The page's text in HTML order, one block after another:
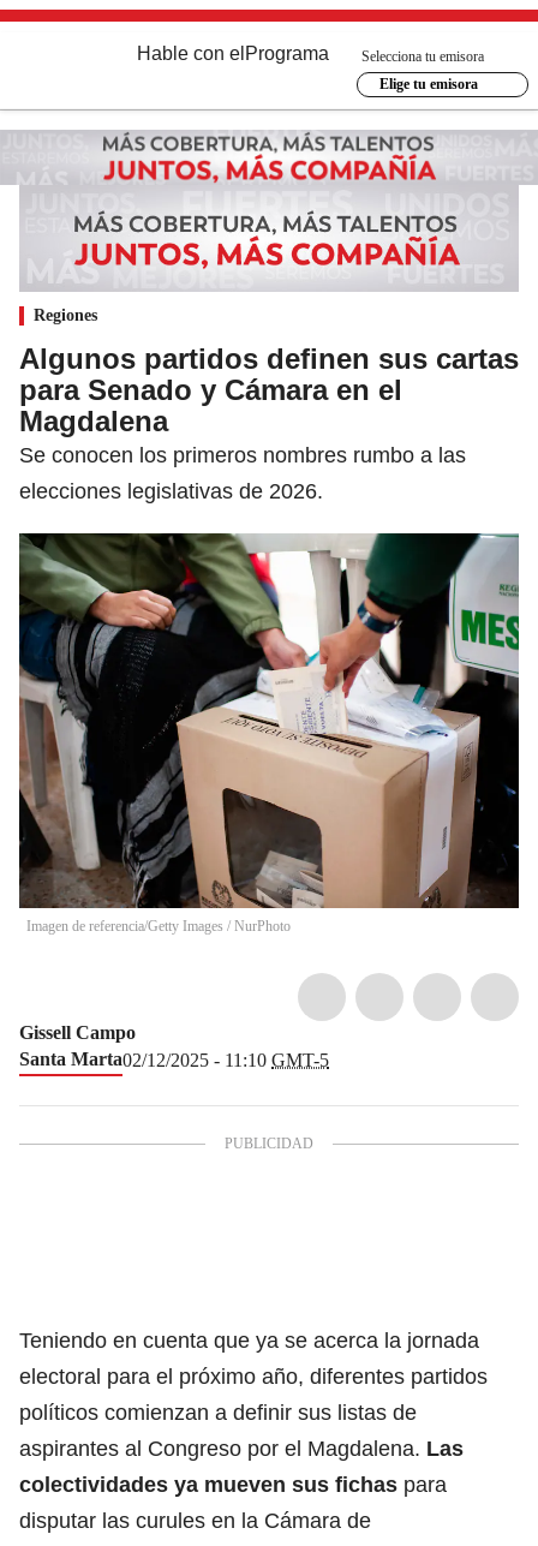
Hable con el Programa
Selecciona tu emisora
Elige tu emisora
Regiones
Algunos partidos definen sus cartas
para Senado y Cámara en el
Magdalena
Se conocen los primeros nombres rumbo a las
elecciones legislativas de 2026.
Imagen de referencia/Getty Images / NurPhoto
Gissell Campo
Santa Marta02/12/2025 - 11:10 GMT-5
Teniendo en cuenta que ya se acerca la jornada
electoral para el próximo año, diferentes partidos
políticos comienzan a definir sus listas de
aspirantes al Congreso por el Magdalena. Las
colectividades ya mueven sus fichas para
disputar las curules en la Cámara de